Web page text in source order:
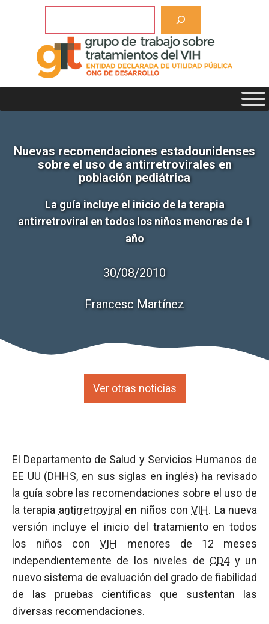
Nuevas recomendaciones estadounidenses
sobre el uso de antirretrovirales en
población pediátrica
La guía incluye el inicio de la terapia
antirretroviral en todos los niños menores de 1
año
30/08/2010
Francesc Martínez
Ver otras noticias
El Departamento de Salud y Servicios Humanos de
EE UU (DHHS, en sus siglas en inglés) ha revisado
la guía sobre las recomendaciones sobre el uso de
la terapia antirretroviral en niños conVIH. La nueva
versión incluye el inicio del tratamiento en todos
los niños conVIH
menores de 12 meses
independientemente de los niveles de CD4y un
nuevo sistema de evaluación del grado de fiabilidad
de las pruebas científicas que sustentan las
diversas recomendaciones.